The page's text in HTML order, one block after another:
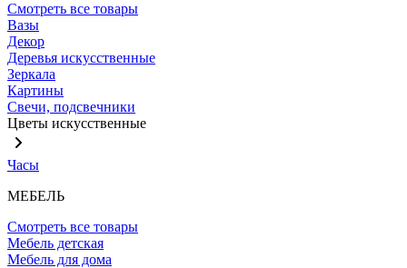
Смотреть все товары
Вазы
Декор
Деревья искусственные
Зеркала
Картины
Свечи, подсвечники
Цветы искусственные
Часы
МЕБЕЛЬ
Смотреть все товары
Мебель детская
Мебель для дома